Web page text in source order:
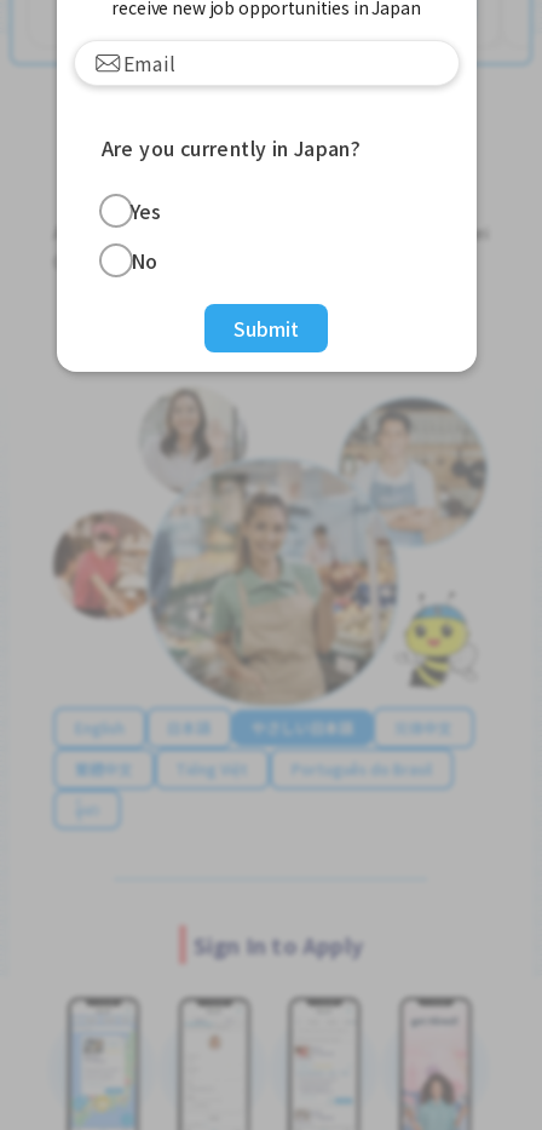
Apply for Part-Time Jobs, Full-Time Jobs and Tokutei
Ginou Jobs!
Get Started
English 日本語 やさしい日本語
简体中文
繁體中文
Tiếng Việt
Português do Brasil
န်မာ
Sign In to Apply
receive new job opportunities in Japan
Are you currently in Japan?
Yes
No
Submit